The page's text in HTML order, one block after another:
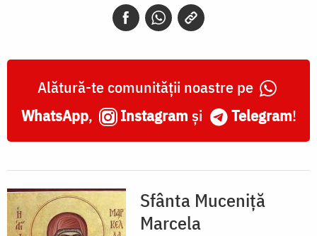
Alătură-te comunității noastre pe
WhatsApp, Instagram și Telegram!
Sfânta Muceniță
Marcela